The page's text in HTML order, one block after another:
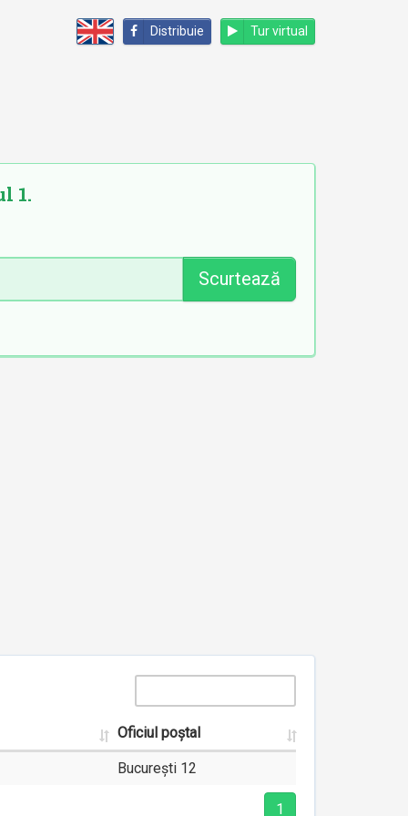
Distribuie Tur virtual
1.
Scurtează
Oficiul poștal
București 12
1